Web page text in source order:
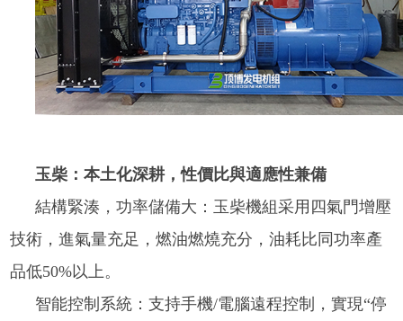
玉柴：本土化深耕，性價比與適應性兼備
結構緊湊，功率儲備大：玉柴機組采用四氣門增壓
技術，進氣量充足，燃油燃燒充分，油耗比同功率產
品低50%以上。
智能控制系統：支持手機/電腦遠程控制，實現“停